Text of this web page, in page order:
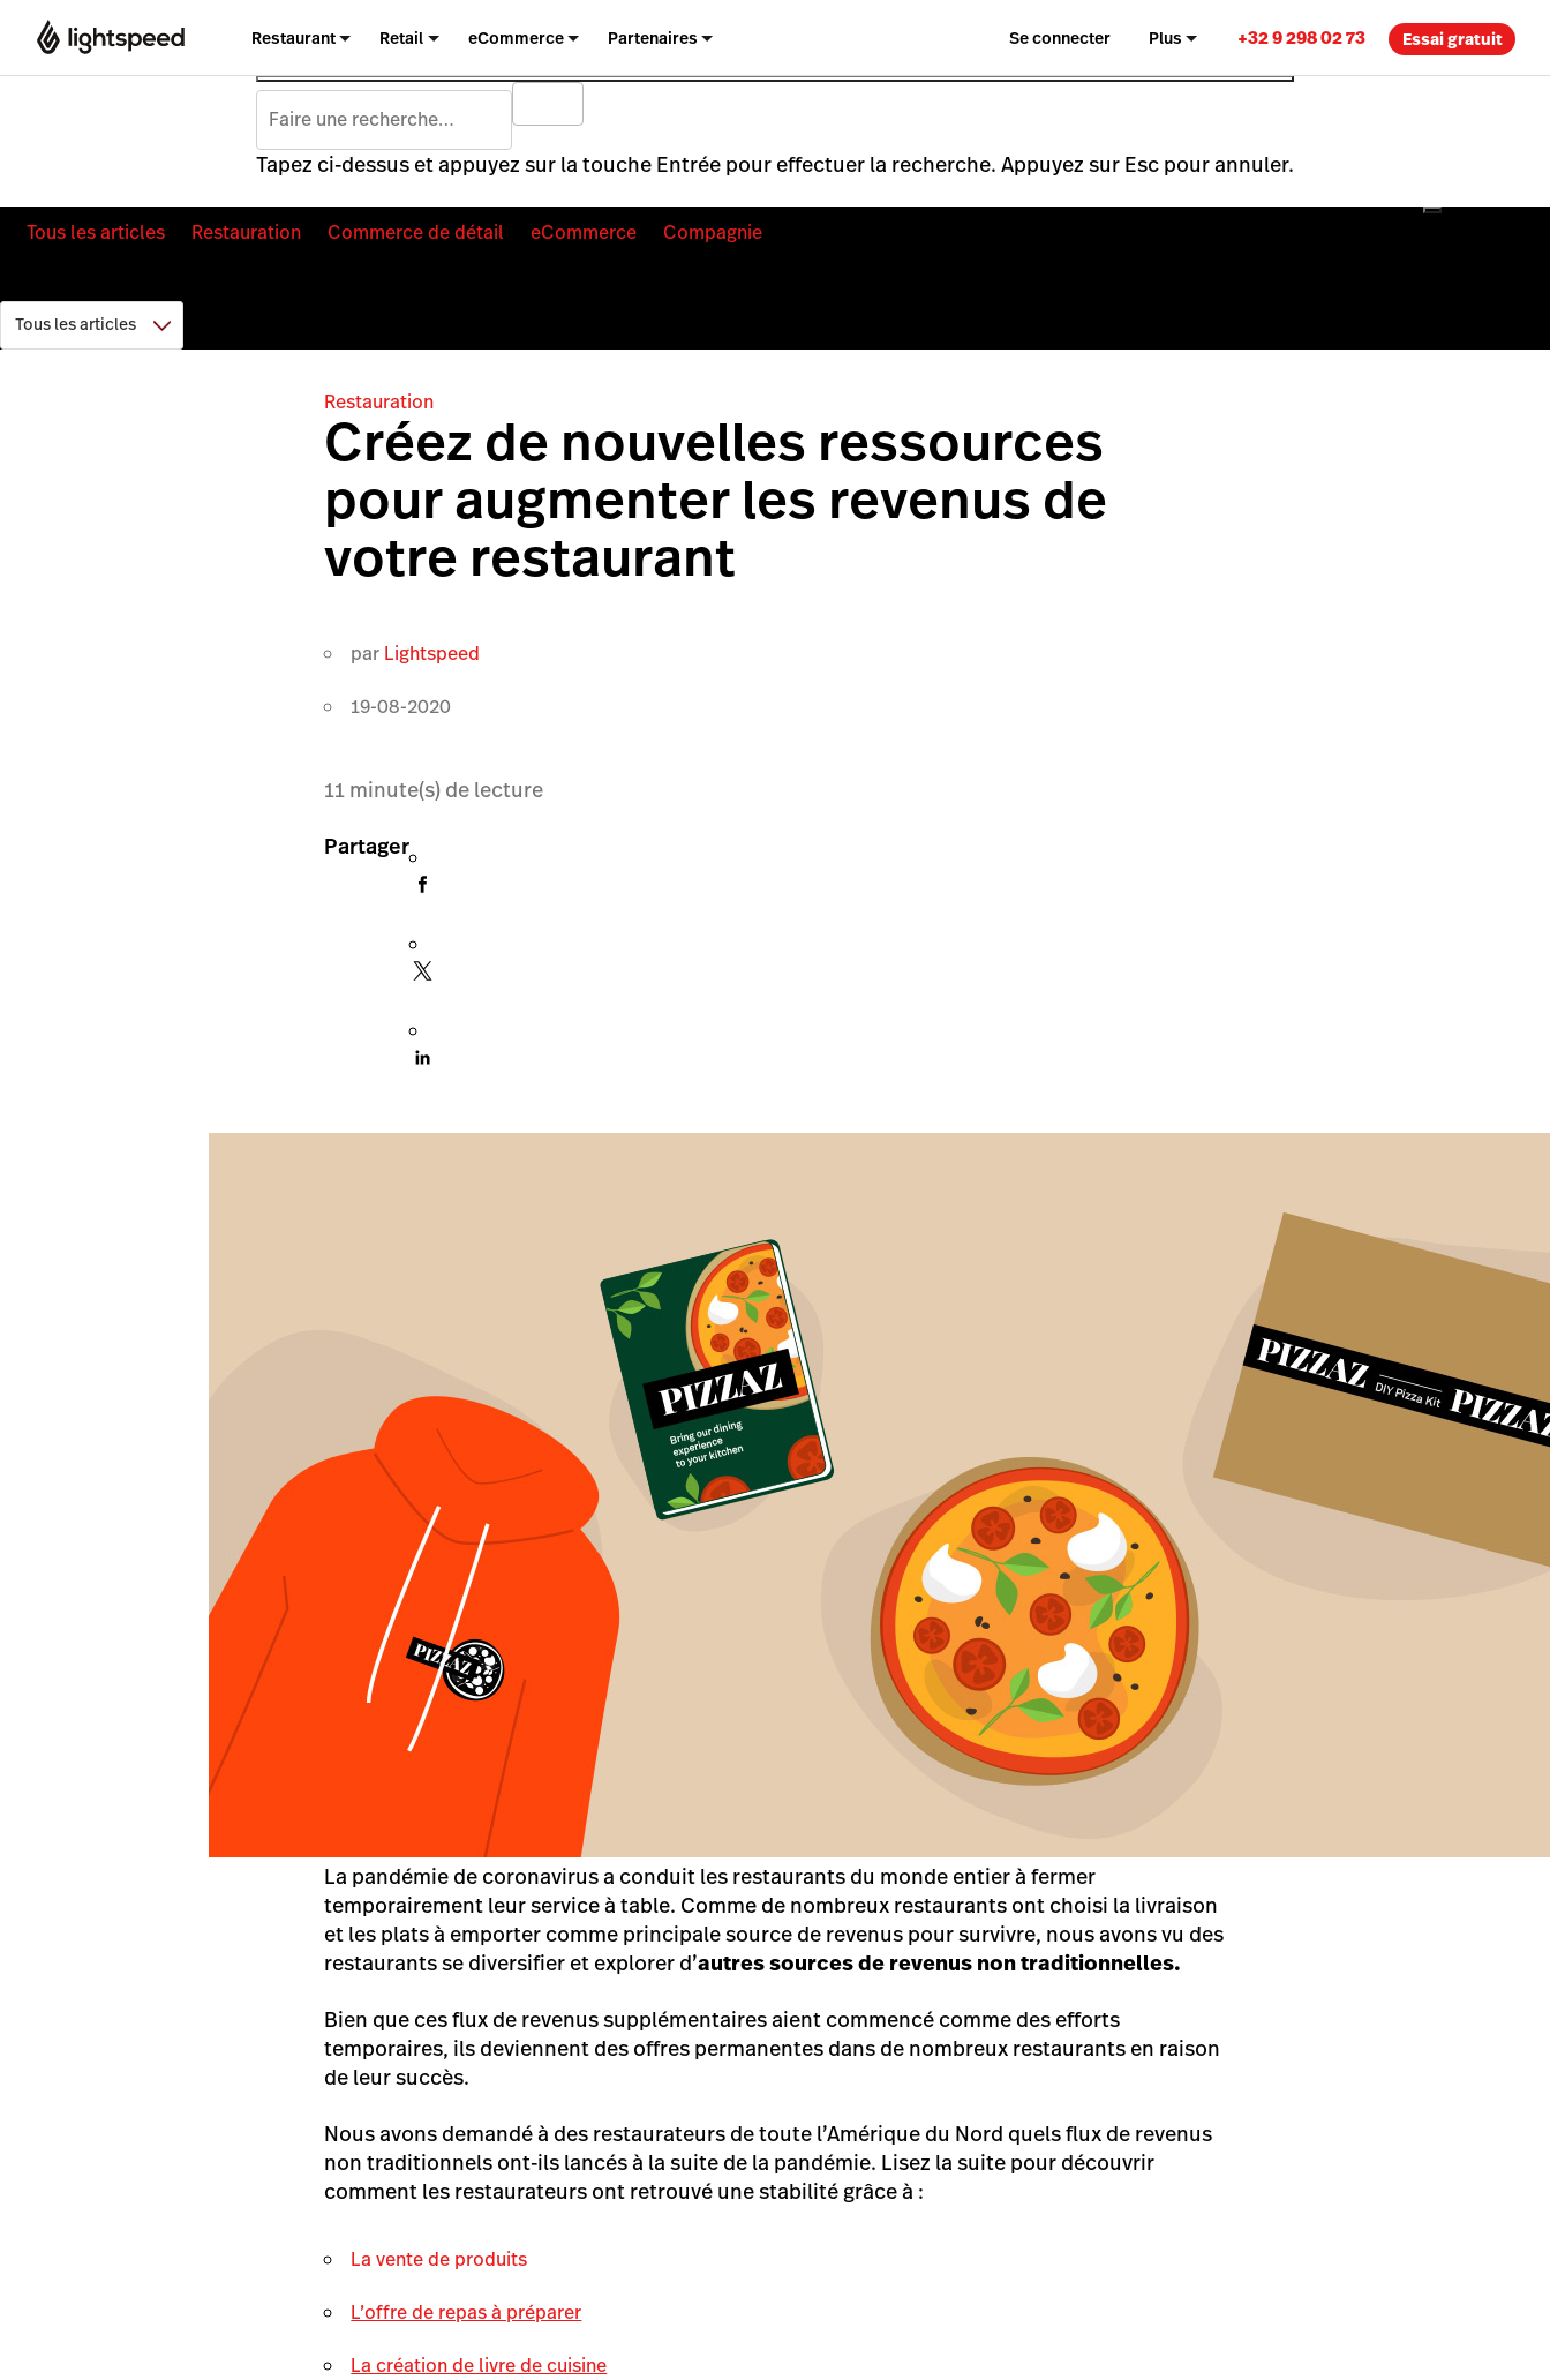
Restaurant Retail eCommerce Partenaires Se connecter Plus +32 9 298 02 73 Essai gratuit
Tapez ci-dessus et appuyez sur la touche Entrée pour effectuer la recherche. Appuyez sur Esc pour annuler.
Tous les articles Restauration Commerce de détail eCommerce Compagnie
Restauration
Créez de nouvelles ressources
pour augmenter les revenus de
votre restaurant
par Lightspeed
19-08-2020
11 minute(s) de lecture
Partager
La pandémie de coronavirus a conduit les restaurants du monde entier à fermer
temporairement leur service à table. Comme de nombreux restaurants ont choisi la livraison
et les plats à emporter comme principale source de revenus pour survivre, nous avons vu des
restaurants se diversifier et explorer d’autres sources de revenus non traditionnelles.
Bien que ces flux de revenus supplémentaires aient commencé comme des efforts
temporaires, ils deviennent des offres permanentes dans de nombreux restaurants en raison
de leur succès.
Nous avons demandé à des restaurateurs de toute l’Amérique du Nord quels flux de revenus
non traditionnels ont-ils lancés à la suite de la pandémie. Lisez la suite pour découvrir
comment les restaurateurs ont retrouvé une stabilité grâce à :
La vente de produits
L’offre de repas à préparer
La création de livre de cuisine